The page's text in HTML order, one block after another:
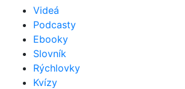
Videá
Podcasty
Ebooky
Slovník
Rýchlovky
Kvízy